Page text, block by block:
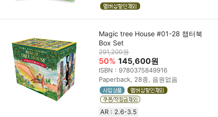
Magic tree House #01-28 챕터북
Box Set
291,200원
50% 145,600원
ISBN : 9780375849916
Paperback, 28종, 음원없음
AR : 2.6-3.5